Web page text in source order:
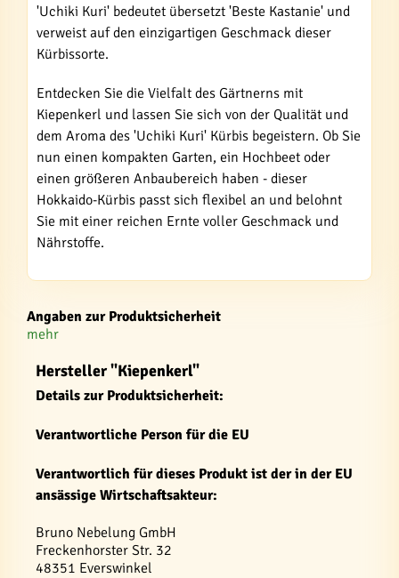
'Uchiki Kuri' bedeutet übersetzt 'Beste Kastanie' und
verweist auf den einzigartigen Geschmack dieser
Kürbissorte.
Entdecken Sie die Vielfalt des Gärtnerns mit
Kiepenkerl und lassen Sie sich von der Qualität und
dem Aroma des 'Uchiki Kuri' Kürbis begeistern. Ob Sie
nun einen kompakten Garten, ein Hochbeet oder
einen größeren Anbaubereich haben - dieser
Hokkaido-Kürbis passt sich flexibel an und belohnt
Sie mit einer reichen Ernte voller Geschmack und
Nährstoffe.
Angaben zur Produktsicherheit
mehr
Hersteller "Kiepenkerl"
Details zur Produktsicherheit:
Verantwortliche Person für die EU
Verantwortlich für dieses Produkt ist der in der EU
ansässige Wirtschaftsakteur:
Bruno Nebelung GmbH
Freckenhorster Str. 32
48351 Everswinkel